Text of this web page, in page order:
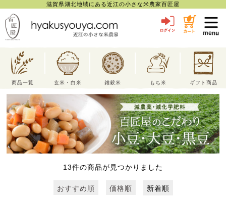
滋賀県湖北地域にある近江の小さな米農家百匠屋
商品一覧 玄米・白米 雑穀米 もち米 ギフト商品
13件の商品が見つかりました
おすすめ順 価格順 新着順